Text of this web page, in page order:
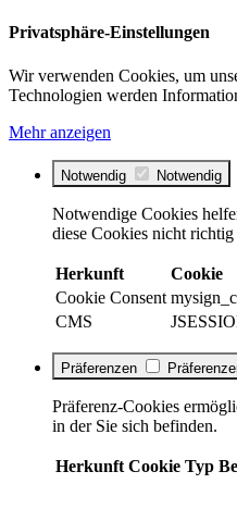
Privatsphäre-Einstellungen
Wir verwenden Cookies, um
Technologien werden
Mehr anzeigen
Notwendig Notwendig
Notwendige Cookies
diese Cookies nicht
Herkunft Cookie
Cookie Consent
CMS
Präferenzen
Präferenz-Cookies
in der Sie sich befinden.
Herkunft Cookie Typ